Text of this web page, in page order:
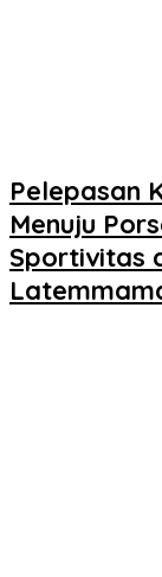
Pelepasan
Menuju
Sportivitas